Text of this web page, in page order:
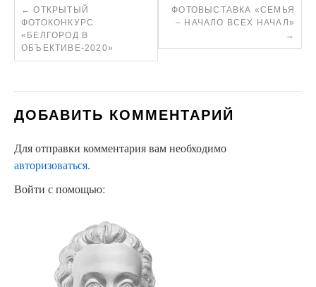
← ОТКРЫТЫЙ
ФОТОКОНКУРС
«БЕЛГОРОД В
ОБЪЕКТИВЕ-2020»
ФОТОВЫСТАВКА «СЕМЬЯ
– НАЧАЛО ВСЕХ НАЧАЛ»
→
ДОБАВИТЬ КОММЕНТАРИЙ
Для отправки комментария вам необходимо
авторизоваться.
Войти с помощью: